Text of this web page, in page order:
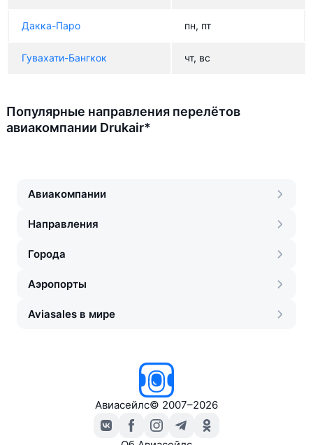
Дакка-Паро пн, пт
Гувахати-Бангкок чт, вс
Популярные направления перелётов
авиакомпании Drukair*
Авиакомпании
Направления
Города
Аэропорты
Aviasales в мире
Авиасейлс© 2007–2026